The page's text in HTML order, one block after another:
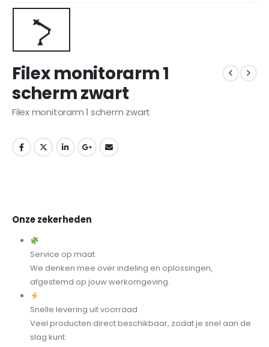
Filex monitorarm 1
scherm zwart
Filex monitorarm 1 scherm zwart
Onze zekerheden
Service op maat
We denken mee over indeling en oplossingen,
afgestemd op jouw werkomgeving.
Snelle levering uit voorraad
Veel producten direct beschikbaar, zodat je snel aan de
slag kunt.